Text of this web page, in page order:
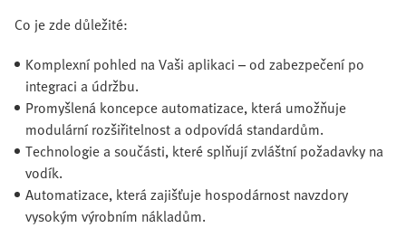
Co je zde důležité:
Komplexní pohled na Vaši aplikaci – od zabezpečení po
integraci a údržbu.
Promyšlená koncepce automatizace, která umožňuje
modulární rozšiřitelnost a odpovídá standardům.
Technologie a součásti, které splňují zvláštní požadavky na
vodík.
Automatizace, která zajišťuje hospodárnost navzdory
vysokým výrobním nákladům.